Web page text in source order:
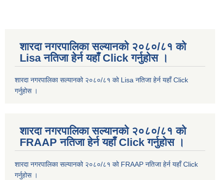
शारदा नगरपालिका सल्यानको २०८०/८१ को
Lisa नतिजा हेर्न यहाँ Click गर्नुहोस ।
शारदा नगरपालिका सल्यानको २०८०/८१ को Lisa नतिजा हेर्न यहाँ Click
गर्नुहोस ।
शारदा नगरपालिका सल्यानको २०८०/८१ को
FRAAP नतिजा हेर्न यहाँ Click गर्नुहोस ।
शारदा नगरपालिका सल्यानको २०८०/८१ को FRAAP नतिजा हेर्न यहाँ Click
गर्नुहोस ।